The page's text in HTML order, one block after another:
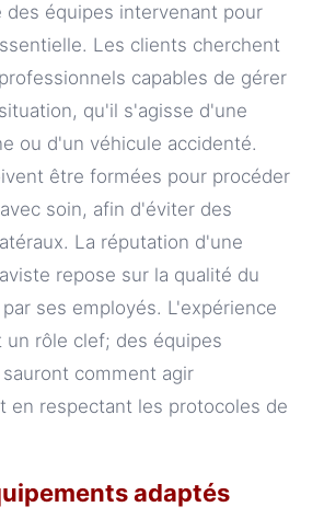
des équipes intervenant pour
Les clients cherchent
capables de gérer
qu'il s'agisse d'une
ou d'un véhicule accidenté.
être formées pour procéder
soin, afin d'éviter des
La réputation d'une
repose sur la qualité du
ses employés. L'expérience
un rôle clef; des équipes
comment agir
en respectant les protocoles de
adaptés